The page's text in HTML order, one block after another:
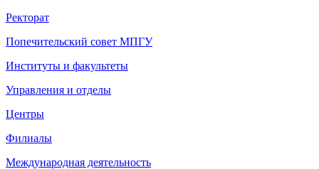
Ректорат
Попечительский совет МПГУ
Институты и факультеты
Управления и отделы
Центры
Филиалы
Международная деятельность